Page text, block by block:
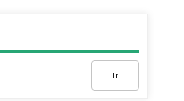
Ir